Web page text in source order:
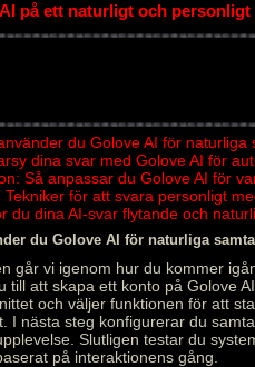
på ett naturligt och personligt
du Golove AI för naturliga
dina svar med Golove AI för
Så anpassar du Golove AI för
för att svara personligt
du dina AI-svar flytande och
du Golove AI för naturliga samtal
går vi igenom hur du kommer
till att skapa ett konto på Golove
och väljer funktionen för att
I nästa steg konfigurerar du
Slutligen testar du
på interaktionens gång.